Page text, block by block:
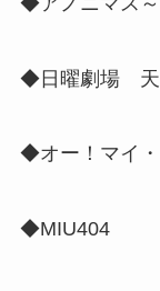
◆日曜劇場 天
◆オー！マイ
◆MIU404